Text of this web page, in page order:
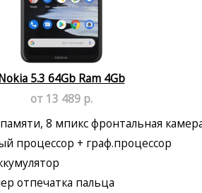
5.3 64Gb Ram 4Gb
от 13 489 р.
8 мпикс фронтальная
процессор + граф.процессор
отпечатка пальца